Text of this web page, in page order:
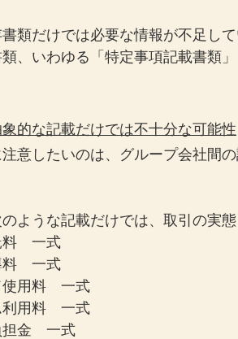
類だけでは必要な情報が不足し
、いわゆる「特定事項記載書類
象的な記載だけでは不十分な可能性
意したいのは、グループ会社間
ような記載だけでは、取引の実
　一式
　一式
用料　一式
用料　一式
金　一式